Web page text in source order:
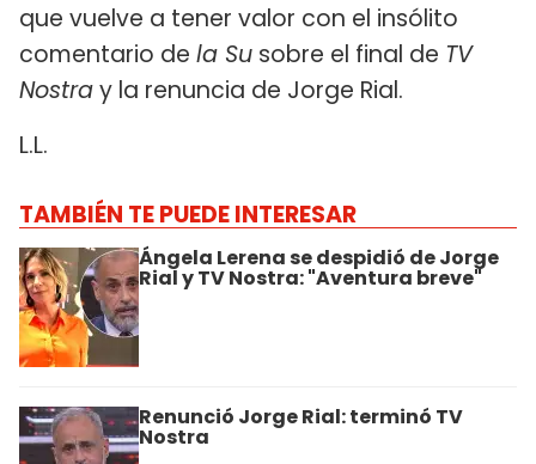
que vuelve a tener valor con el insólito
comentario de la Su sobre el final de TV
Nostray la renuncia de Jorge Rial.
L.L.
TAMBIÉN TE PUEDE INTERESAR
Ángela Lerena se despidió de Jorge
Rial y TV Nostra: "Aventura breve"
Renunció Jorge Rial: terminó TV
Nostra